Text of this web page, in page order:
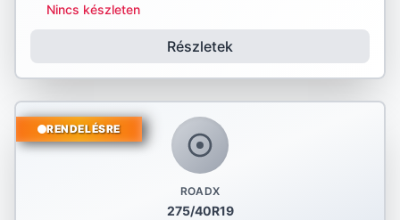
Nincs készleten
Részletek
ROADX
275/40R19
RENDELÉSRE